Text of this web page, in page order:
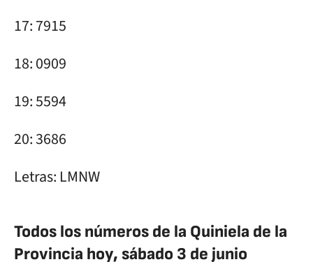
17: 7915
18: 0909
19: 5594
20: 3686
Letras: LMNW
Todos los números de la Quiniela de la
Provincia hoy, sábado 3 de junio